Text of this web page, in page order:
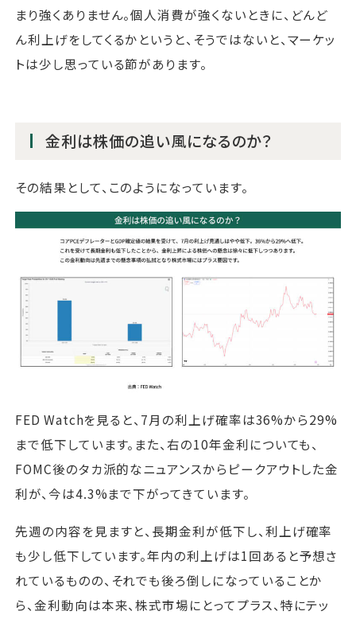
まり強くありません。個人消費が強くないときに、どんど
ん利上げをしてくるかというと、そうではないと、マーケッ
トは少し思っている節があります。
金利は株価の追い風になるのか？
その結果として、このようになっています。
FED Watchを見ると、7月の利上げ確率は36%から29%
まで低下しています。また、右の10年金利についても、
FOMC後のタカ派的なニュアンスからピークアウトした金
利が、今は4.3%まで下がってきています。
先週の内容を見ますと、長期金利が低下し、利上げ確率
も少し低下しています。年内の利上げは1回あると予想さ
れているものの、それでも後ろ倒しになっていることか
ら、金利動向は本来、株式市場にとってプラス、特にテッ